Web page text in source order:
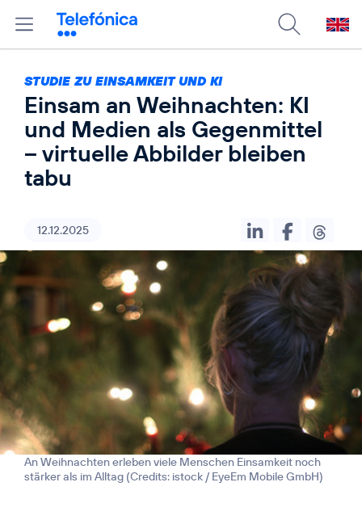
STUDIE ZU EINSAMKEIT UND KI
Einsam an Weihnachten: KI
und Medien als Gegenmittel
– virtuelle Abbilder bleiben
tabu
12.12.2025
An Weihnachten erleben viele Menschen Einsamkeit noch
stärker als im Alltag (Credits: istock / EyeEm Mobile GmbH)